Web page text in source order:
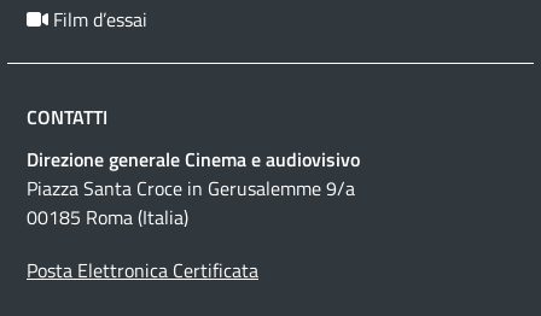
Film d’essai
CONTATTI
Direzione generale Cinema e audiovisivo
Piazza Santa Croce in Gerusalemme 9/a
00185 Roma (Italia)
Posta Elettronica Certificata